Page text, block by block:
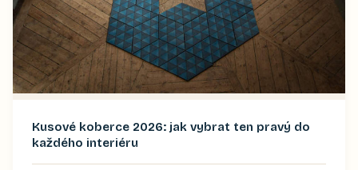
Kusové koberce 2026: jak vybrat ten pravý do
každého interiéru